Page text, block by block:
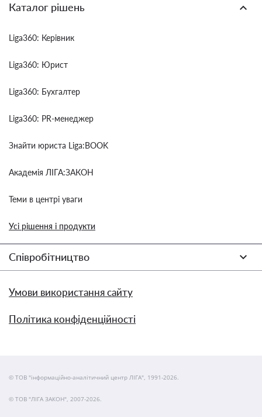
Каталог рішень
Liga360: Керівник
Liga360: Юрист
Liga360: Бухгалтер
Liga360: PR-менеджер
Знайти юриста Liga:BOOK
Академія ЛІГА:ЗАКОН
Теми в центрі уваги
Усі рішення і продукти
Співробітництво
Умови використання сайту
Політика конфіденційності
© ТОВ "інформаційно-аналітичний центр ЛІГА", 1991-2026.
© ТОВ "ЛІГА ЗАКОН", 2007-2026.